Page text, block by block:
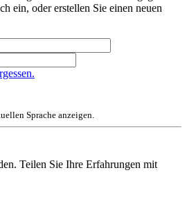
ein, oder erstellen Sie einen neuen
Sprache anzeigen.
Teilen Sie Ihre Erfahrungen mit